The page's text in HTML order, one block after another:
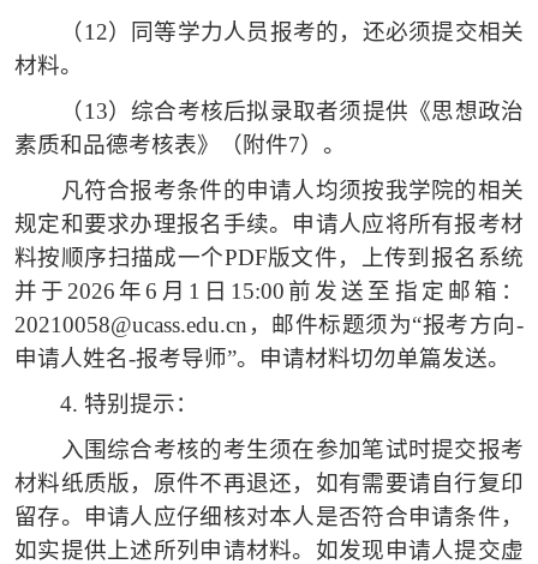
（12）
同等学力人员报考的，还必须提交相关
材料。
（13）综合考核后拟录取者须提供《思想政治
素质和品德考核表》（附件7）。
凡符合报考条件的申请人均须按我学院的相关
规定和要求办理报名手续。申请人应将所有报考材
料按顺序扫描成一个PDF版文件，上传到报名系统
并于2026年6月1日15:00前发送至指定邮箱：
20210058@ucass.edu.cn，邮件标题须为“报考方向-
申请人姓名-报考导师”。申请材料切勿单篇发送。
4. 特别提示：
入围综合考核的考生须在参加笔试时提交报考
材料纸质版，原件不再退还，如有需要请自行复印
留存。申请人应仔细核对本人是否符合申请条件，
如实提供上述所列申请材料。如发现申请人提交虚